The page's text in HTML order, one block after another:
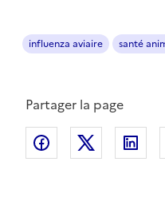
influenza aviaire santé
Partager la page
Partager surPartager